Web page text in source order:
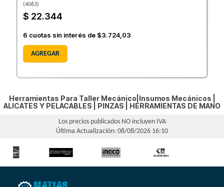
(4063)
$ 22.344
6 cuotas sin interés de $3.724,03
AGREGAR
Herramientas Para Taller Mecánico|Insumos Mecánicos |
ALICATES Y PELACABLES
PINZAS HERRAMIENTAS DE MANO
Los precios publicados NO incluyen IVA
Última Actualización: 08/08/2026 16:10